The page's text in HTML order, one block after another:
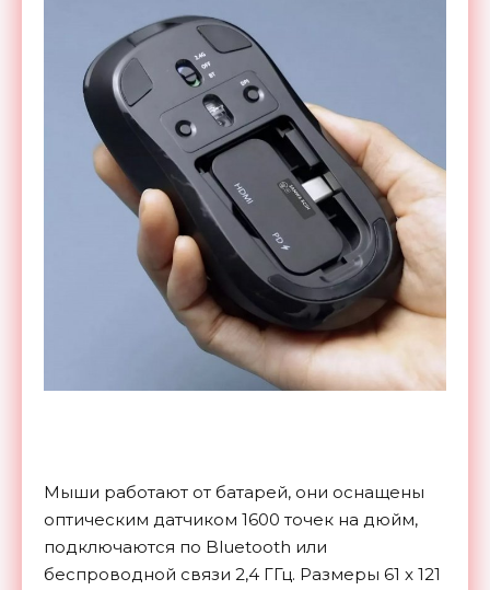
Мыши работают от батарей, они оснащены
оптическим датчиком 1600 точек на дюйм,
подключаются по Bluetooth или
беспроводной связи 2,4 ГГц. Размеры 61 x 121